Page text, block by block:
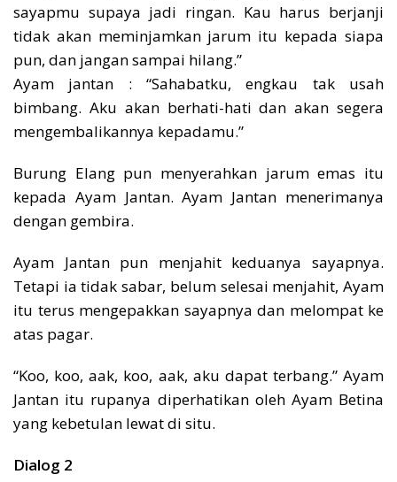
sayapmu supaya jadi ringan. Kau harus berjanji
tidak akan meminjamkan jarum itu kepada siapa
pun, dan jangan sampai hilang.”
Ayam jantan : “Sahabatku, engkau tak usah
bimbang. Aku akan berhati-hati dan akan segera
mengembalikannya kepadamu.”
Burung Elang pun menyerahkan jarum emas itu
kepada Ayam Jantan. Ayam Jantan menerimanya
dengan gembira.
Ayam Jantan pun menjahit keduanya sayapnya.
Tetapi ia tidak sabar, belum selesai menjahit, Ayam
itu terus mengepakkan sayapnya dan melompat ke
atas pagar.
“Koo, koo, aak, koo, aak, aku dapat terbang.” Ayam
Jantan itu rupanya diperhatikan oleh Ayam Betina
yang kebetulan lewat di situ.
Dialog 2